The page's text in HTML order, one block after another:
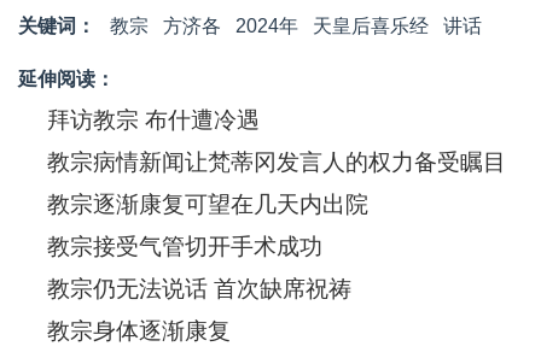
关键词： 教宗 方济各 2024年 天皇后喜乐经 讲话
延伸阅读：
拜访教宗 布什遭冷遇
教宗病情新闻让梵蒂冈发言人的权力备受瞩目
教宗逐渐康复可望在几天内出院
教宗接受气管切开手术成功
教宗仍无法说话 首次缺席祝祷
教宗身体逐渐康复